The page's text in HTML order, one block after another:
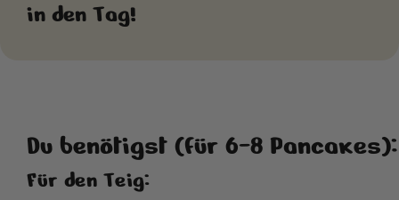
in den Tag!
Du benötigst (für 6-8 Pancakes):
Für den Teig: